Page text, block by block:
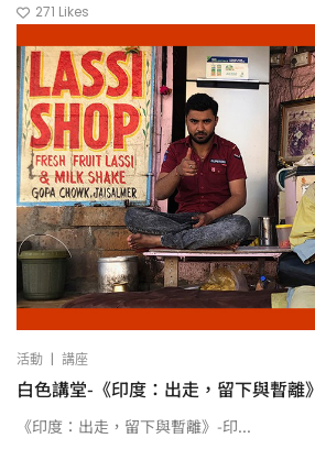
271 Likes
活動 | 講座
白色講堂-《印度：出走，留下與暫離》
《印度：出走，留下與暫離》-印...